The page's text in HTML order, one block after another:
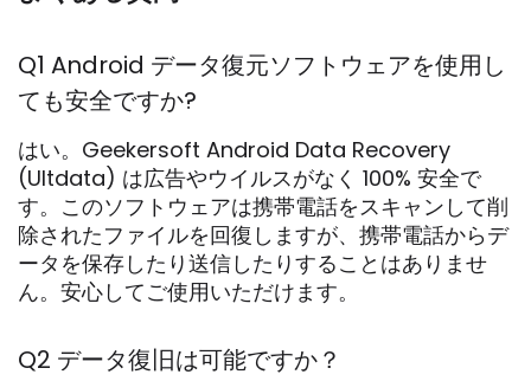
Q1 Android データ復元ソフトウェアを使用し
ても安全ですか?
はい。Geekersoft Android Data Recovery
(Ultdata) は広告やウイルスがなく 100% 安全で
す。このソフトウェアは携帯電話をスキャンして削
除されたファイルを回復しますが、携帯電話からデ
ータを保存したり送信したりすることはありませ
ん。安心してご使用いただけます。
Q2 データ復旧は可能ですか？